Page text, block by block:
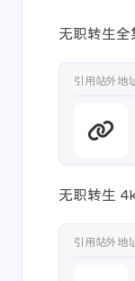
无职转生
引用站外地
无职转生
引用站外地